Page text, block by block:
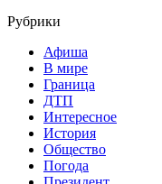
Рубрики
Афиша
В мире
Граница
ДТП
Интересное
История
Общество
Погода